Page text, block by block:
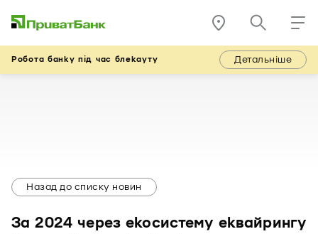
Робота банку під час блекауту Детальніше
Назад до списку новин
За 2024 через екосистему еквайрингу